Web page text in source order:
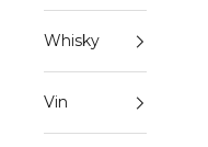
Whisky
Vin